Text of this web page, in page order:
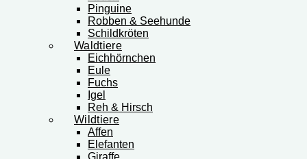
Pinguine
Robben & Seehunde
Schildkröten
Waldtiere
Eichhörnchen
Eule
Fuchs
Igel
Reh & Hirsch
Wildtiere
Affen
Elefanten